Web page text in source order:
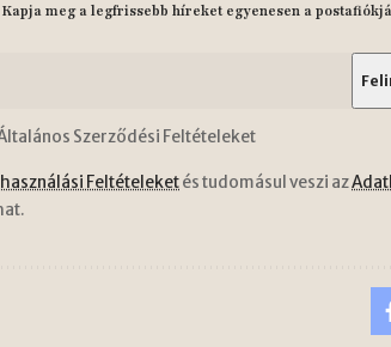
meg a legfrissebb híreket egyenesen a
Szerződési Feltételeket
Feltételeketés tudomásul veszi az